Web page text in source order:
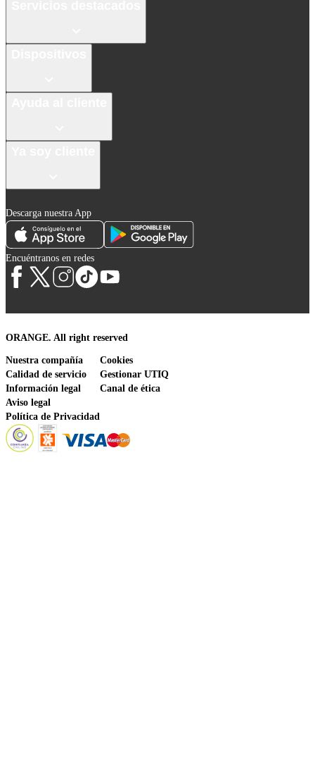
Descarga nuestra App
Encuéntranos en redes
ORANGE. All right reserved
Nuestra compañía
Calidad de servicio
Información legal
Aviso legal
Política de Privacidad
Cookies
Gestionar UTIQ
Canal de ética